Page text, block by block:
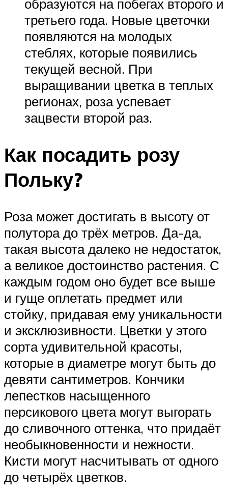
образуются на побегах второго и
третьего года. Новые цветочки
появляются на молодых
стеблях, которые появились
текущей весной. При
выращивании цветка в теплых
регионах, роза успевает
зацвести второй раз.
Как посадить розу
Польку?
Роза может достигать в высоту от
полутора до трёх метров. Да-да,
такая высота далеко не недостаток,
а великое достоинство растения. С
каждым годом оно будет все выше
и гуще оплетать предмет или
стойку, придавая ему уникальности
и эксклюзивности. Цветки у этого
сорта удивительной красоты,
которые в диаметре могут быть до
девяти сантиметров. Кончики
лепестков насыщенного
персикового цвета могут выгорать
до сливочного оттенка, что придаёт
необыкновенности и нежности.
Кисти могут насчитывать от одного
до четырёх цветков.